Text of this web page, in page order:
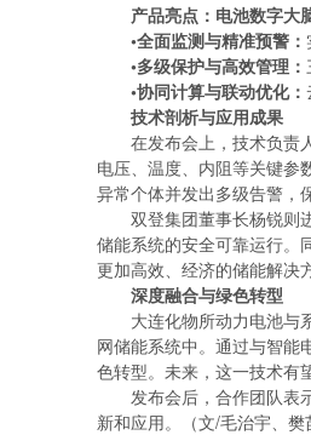
产品亮点：电池数字
•全面监测与精准预警：
•多级保护与高效管理：
•协同计算与联动优化：
技术剖析与应用成果
在发布会上，技术负责
电压、温度、内阻等关键参
异常个体并发出多级告警，
双登集团董事长杨锐则
储能系统的安全可靠运行。
更加高效、经济的储能解决方
深度融合与绿色转型
大连化物所动力电池与
网储能系统中。通过与智能
色转型。未来，这一技术有
发布会后，合作团队表
新和应用。（文/毛治宇、樊